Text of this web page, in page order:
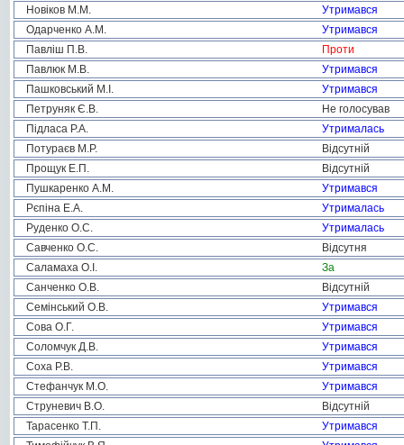
Новіков М.М.
Утримався
Одарченко А.М.
Утримався
Павліш П.В.
Проти
Павлюк М.В.
Утримався
Пашковський М.І.
Утримався
Петруняк Є.В.
Не голосував
Підласа Р.А.
Утрималась
Потураєв М.Р.
Відсутній
Прощук Е.П.
Відсутній
Пушкаренко А.М.
Утримався
Рєпіна Е.А.
Утрималась
Руденко О.С.
Утрималась
Савченко О.С.
Відсутня
Саламаха О.І.
За
Санченко О.В.
Відсутній
Семінський О.В.
Утримався
Сова О.Г.
Утримався
Соломчук Д.В.
Утримався
Соха Р.В.
Утримався
Стефанчук М.О.
Утримався
Струневич В.О.
Відсутній
Тарасенко Т.П.
Утримався